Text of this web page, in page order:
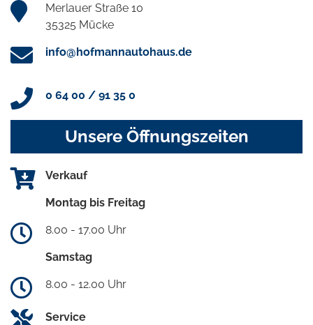
Merlauer Straße 10
35325 Mücke
info@hofmannautohaus.de
0 64 00 / 91 35 0
Unsere Öffnungszeiten
Verkauf
Montag bis Freitag
8.00 - 17.00 Uhr
Samstag
8.00 - 12.00 Uhr
Service